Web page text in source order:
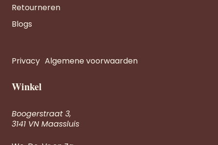
Retourneren
Blogs
Privacy Algemene voorwaarden
Winkel
Boogerstraat 3,
3141 VN Maassluis